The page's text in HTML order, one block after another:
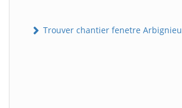
Trouver chantier fenetre Arbignieu